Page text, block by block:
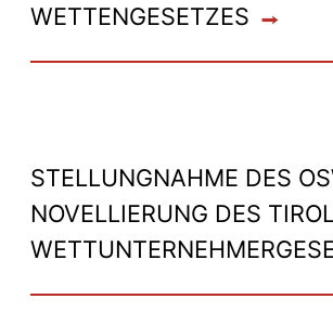
WETTENGESETZES
STELLUNGNAHME DES
NOVELLIERUNG DES